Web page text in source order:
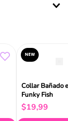
NEW
Collar Bañado
Funky Fish
$19,99